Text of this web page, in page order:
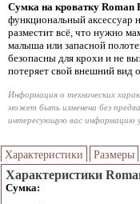
Сумка на кроватку Roman
функциональный аксессуар
разместит всё, что нужно
малыша или запасной
безопасны для крохи и не
потеряет свой внешний вид
Информация о технических
может быть изменена без
интересующую вас информацию
Характеристики Размеры
Характеристики
Сумка: